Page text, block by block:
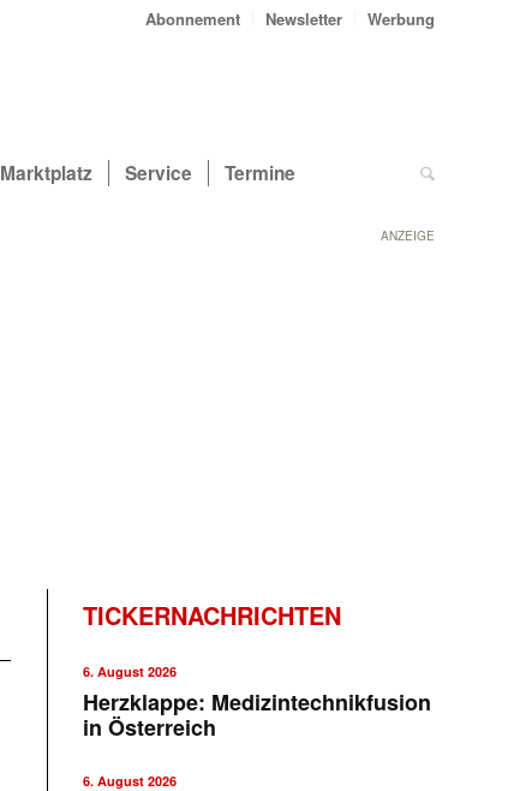
Abonnement Newsletter Werbung
Marktplatz Service Termine
ANZEIGE
TICKERNACHRICHTEN
6. August 2026
Herzklappe: Medizintechnikfusion
in Österreich
6. August 2026